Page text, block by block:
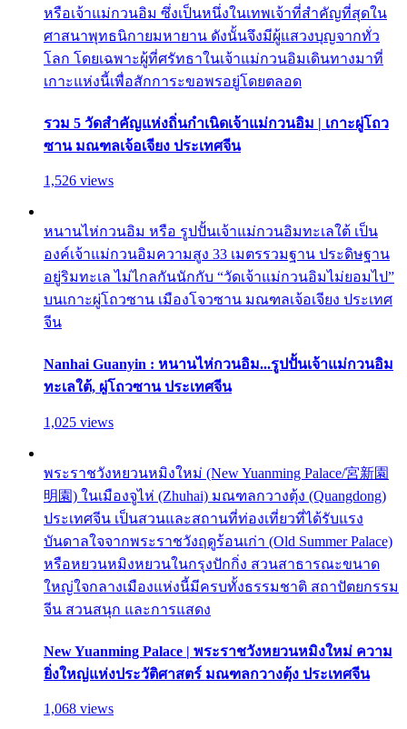
หรือเจ้าแม่กวนอิม ซึ่งเป็นหนึ่งในเทพเจ้าที่สำคัญที่สุดใน
ศาสนาพุทธนิกายมหายาน ดังนั้นจึงมีผู้แสวงบุญจากทั่ว
โลก โดยเฉพาะผู้ที่ศรัทธาในเจ้าแม่กวนอิมเดินทางมาที่
เกาะแห่งนี้เพื่อสักการะขอพรอยู่โดยตลอด
รวม 5 วัดสำคัญแห่งถิ่นกำเนิดเจ้าแม่กวนอิม | เกาะผู่โถว
ซาน มณฑลเจ้อเจียง ประเทศจีน
1,526 views
หนานไห่กวนอิม หรือ รูปปั้นเจ้าแม่กวนอิมทะเลใต้ เป็น
องค์เจ้าแม่กวนอิมความสูง 33 เมตรรวมฐาน ประดิษฐาน
อยู่ริมทะเล ไม่ไกลกันนักกับ “วัดเจ้าแม่กวนอิมไม่ยอมไป”
บนเกาะผู่โถวซาน เมืองโจวซาน มณฑลเจ้อเจียง ประเทศ
จีน
Nanhai Guanyin : หนานไห่กวนอิม...รูปปั้นเจ้าแม่กวนอิม
ทะเลใต้, ผู่โถวซาน ประเทศจีน
1,025 views
พระราชวังหยวนหมิงใหม่ (New Yuanming Palace/宮新園
明園) ในเมืองจูไห่ (Zhuhai) มณฑลกวางตุ้ง (Quangdong)
ประเทศจีน เป็นสวนและสถานที่ท่องเที่ยวที่ได้รับแรง
บันดาลใจจากพระราชวังฤดูร้อนเก่า (Old Summer Palace)
หรือหยวนหมิงหยวนในกรุงปักกิ่ง สวนสาธารณะขนาด
ใหญ่ใจกลางเมืองแห่งนี้มีครบทั้งธรรมชาติ สถาปัตยกรรม
จีน สวนสนุก และการแสดง
New Yuanming Palace | พระราชวังหยวนหมิงใหม่ ความ
ยิ่งใหญ่แห่งประวัติศาสตร์ มณฑลกวางตุ้ง ประเทศจีน
1,068 views